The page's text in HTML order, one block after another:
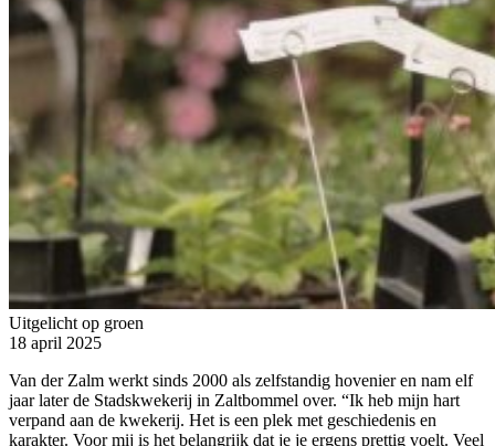
Uitgelicht op groen
18 april 2025
Van der Zalm werkt sinds 2000 als zelfstandig hovenier en nam elf
jaar later de Stadskwekerij in Zaltbommel over. “Ik heb mijn hart
verpand aan de kwekerij. Het is een plek met geschiedenis en
karakter. Voor mij is het belangrijk dat je je ergens prettig voelt. Veel